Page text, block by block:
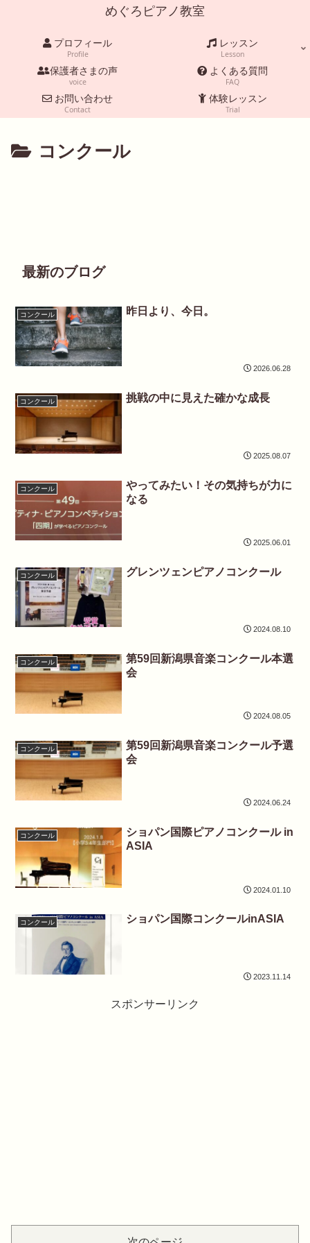
めぐろピアノ教室
プロフィール
Profile
レッスン
Lesson
保護者さまの声
voice
よくある質問
FAQ
お問い合わせ
Contact
体験レッスン
Trial
コンクール
最新のブログ
コンクール 昨日より、今日。
2026.06.28
コンクール 挑戦の中に見えた確かな成長
2025.08.07
コンクール
やってみたい！その気持ちが力に
なる
2025.06.01
コンクール グレンツェンピアノコンクール
2024.08.10
コンクール
第59回新潟県音楽コンクール本選
会
2024.08.05
コンクール
第59回新潟県音楽コンクール予選
会
2024.06.24
コンクール
ショパン国際ピアノコンクール in
ASIA
2024.01.10
コンクール ショパン国際コンクールinASIA
2023.11.14
スポンサーリンク